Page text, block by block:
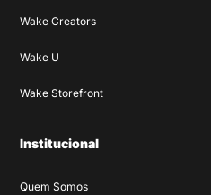
Wake Creators
Wake U
Wake Storefront
Institucional
Quem Somos